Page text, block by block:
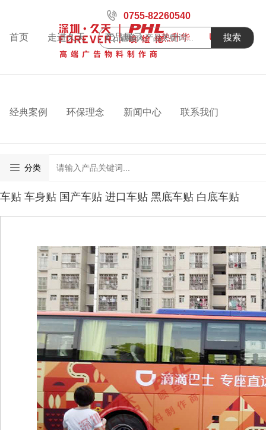
首页 走进久天 产品展示 热升华 UV喷绘
经典案例 环保理念 新闻中心 联系我们
0755-82260540
搜索
分类
车贴 车身贴 国产车贴 进口车贴 黑底车贴 白底车贴